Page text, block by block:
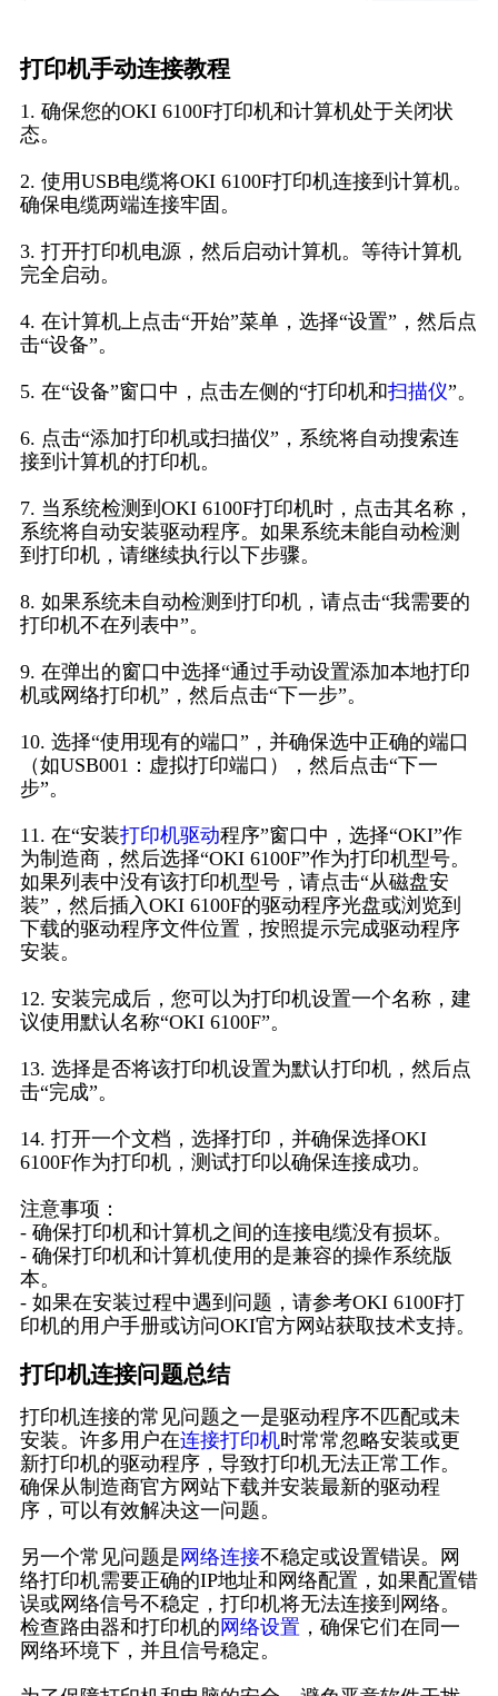
打印机手动连接教程
1. 确保您的OKI 6100F打印机和计算机处于关闭状
态。
2. 使用USB电缆将OKI 6100F打印机连接到计算机。
确保电缆两端连接牢固。
3. 打开打印机电源，然后启动计算机。等待计算机
完全启动。
4. 在计算机上点击“开始”菜单，选择“设置”，然后点
击“设备”。
5. 在“设备”窗口中，点击左侧的“打印机和扫描仪”。
6. 点击“添加打印机或扫描仪”，系统将自动搜索连
接到计算机的打印机。
7. 当系统检测到OKI 6100F打印机时，点击其名称，
系统将自动安装驱动程序。如果系统未能自动检测
到打印机，请继续执行以下步骤。
8. 如果系统未自动检测到打印机，请点击“我需要的
打印机不在列表中”。
9. 在弹出的窗口中选择“通过手动设置添加本地打印
机或网络打印机”，然后点击“下一步”。
10. 选择“使用现有的端口”，并确保选中正确的端口
（如USB001：虚拟打印端口），然后点击“下一
步”。
11. 在“安装打印机驱动程序”窗口中，选择“OKI”作
为制造商，然后选择“OKI 6100F”作为打印机型号。
如果列表中没有该打印机型号，请点击“从磁盘安
装”，然后插入OKI 6100F的驱动程序光盘或浏览到
下载的驱动程序文件位置，按照提示完成驱动程序
安装。
12. 安装完成后，您可以为打印机设置一个名称，建
议使用默认名称“OKI 6100F”。
13. 选择是否将该打印机设置为默认打印机，然后点
击“完成”。
14. 打开一个文档，选择打印，并确保选择OKI
6100F作为打印机，测试打印以确保连接成功。
注意事项：
- 确保打印机和计算机之间的连接电缆没有损坏。
- 确保打印机和计算机使用的是兼容的操作系统版
本。
- 如果在安装过程中遇到问题，请参考OKI 6100F打
印机的用户手册或访问OKI官方网站获取技术支持。
打印机连接问题总结
打印机连接的常见问题之一是驱动程序不匹配或未
安装。许多用户在连接打印机时常常忽略安装或更
新打印机的驱动程序，导致打印机无法正常工作。
确保从制造商官方网站下载并安装最新的驱动程
序，可以有效解决这一问题。
另一个常见问题是 网络连接不稳定或设置错误。网
络打印机需要正确的IP地址和网络配置，如果配置错
误或网络信号不稳定，打印机将无法连接到网络。
检查路由器和打印机的 网络设置 ，确保它们在同一
网络环境下，并且信号稳定。